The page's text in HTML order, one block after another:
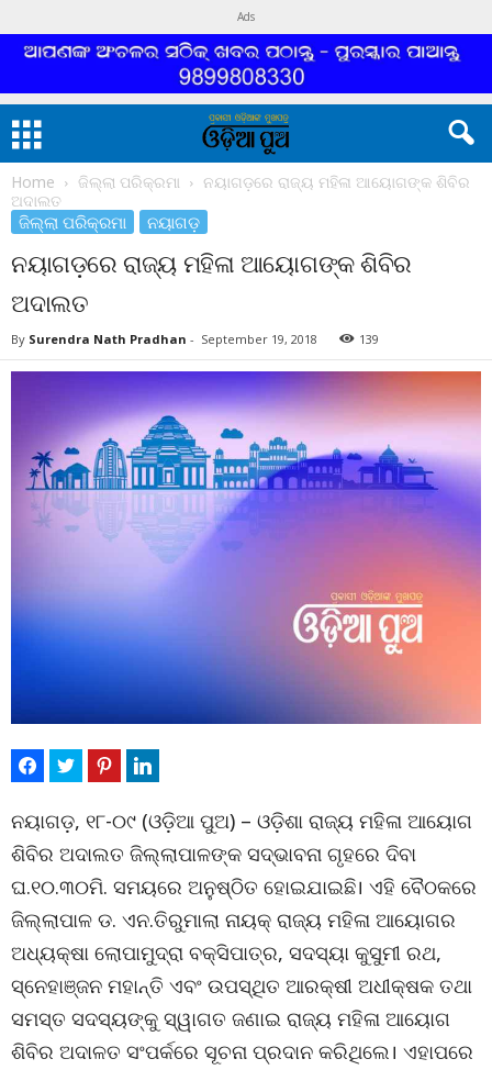
Ads
Home ଜିଲ୍ଲା ପରିକ୍ରମା
ନୟାଗଡ଼ରେ ରାଜ୍ୟ ମହିଳା ଆୟୋଗଙ୍କ ଶିବିର
ଅଦାଲତ
ଜିଲ୍ଲା ପରିକ୍ରମା ନୟାଗଡ଼
ନୟାଗଡ଼ରେ ରାଜ୍ୟ ମହିଳା ଆୟୋଗଙ୍କ ଶିବିର
ଅଦାଲତ
By Surendra Nath Pradhan - September 19, 2018 139
ନୟାଗଡ଼, ୧୮-୦୯ (ଓଡ଼ିଆ ପୁଅ) – ଓଡ଼ିଶା ରାଜ୍ୟ ମହିଳା ଆୟୋଗ
ଶିବିର ଅଦାଲତ ଜିଲ୍ଲାପାଳଙ୍କ ସଦ୍ଭାବନା ଗୃହରେ ଦିବା
ଘ.୧୦.୩୦ମି. ସମୟରେ ଅନୁଷ୍ଠିତ ହୋଇଯାଇଛି। ଏହି ବୈଠକରେ
ଜିଲ୍ଲାପାଳ ଡ. ଏନ.ତିରୁମାଲା ନାୟକ୍ ରାଜ୍ୟ ମହିଳା ଆୟୋଗର
ଅଧ୍ୟକ୍ଷା ଲୋପାମୁଦ୍ରା ବକ୍ସିପାତ୍ର, ସଦସ୍ୟା କୁସୁମୀ ରଥ,
ସ୍ନେହାଞ୍ଜନ ମହାନ୍ତି ଏବଂ ଉପସ୍ଥିତ ଆରକ୍ଷୀ ଅଧୀକ୍ଷକ ତଥା
ସମସ୍ତ ସଦସ୍ୟଙ୍କୁ ସ୍ୱାଗତ ଜଣାଇ ରାଜ୍ୟ ମହିଳା ଆୟୋଗ
ଶିବିର ଅଦାଳତ ସଂପର୍କରେ ସୂଚନା ପ୍ରଦାନ କରିଥିଲେ। ଏହାପରେ